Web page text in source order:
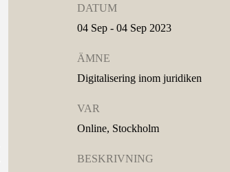
DATUM
04 Sep - 04 Sep 2023
ÄMNE
Digitalisering inom juridiken
VAR
Online, Stockholm
BESKRIVNING